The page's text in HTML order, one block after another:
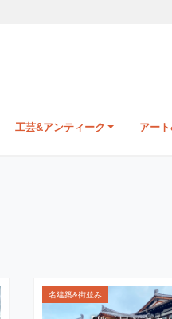
工芸&アンティーク アー
名建築&街並み